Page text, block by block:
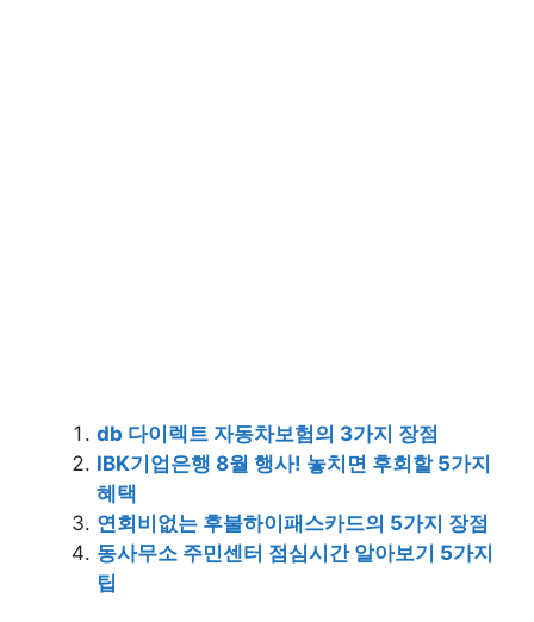
db 다이렉트 자동차보험의 3가지 장점
IBK기업은행 8월 행사! 놓치면 후회할 5가지
혜택
연회비없는 후불하이패스카드의 5가지 장점
동사무소 주민센터 점심시간 알아보기 5가지
팁